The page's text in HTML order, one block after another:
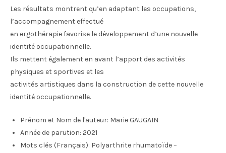
Les résultats montrent qu’en adaptant les occupations,
l’accompagnement effectué
en ergothérapie favorise le développement d’une nouvelle
identité occupationnelle.
Ils mettent également en avant l’apport des activités
physiques et sportives et les
activités artistiques dans la construction de cette nouvelle
identité occupationnelle.
Prénom et Nom de l'auteur: Marie GAUGAIN
Année de parution: 2021
Mots clés (Français): Polyarthrite rhumatoïde –